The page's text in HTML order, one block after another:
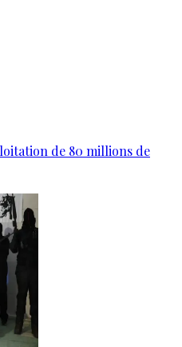
de 80 millions de